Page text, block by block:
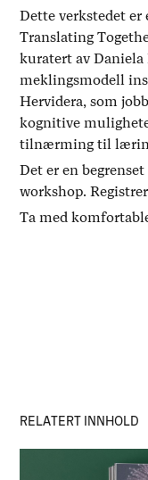
Dette verkstedet
Translating
kuratert av Daniela
meklingsmodell
Hervidera, som
kognitive
tilnærming til
Det er en
workshop.
Ta med
RELATERT INNHOLD